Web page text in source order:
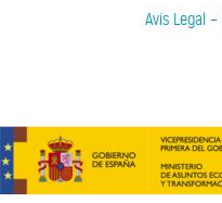
Avís Legal –